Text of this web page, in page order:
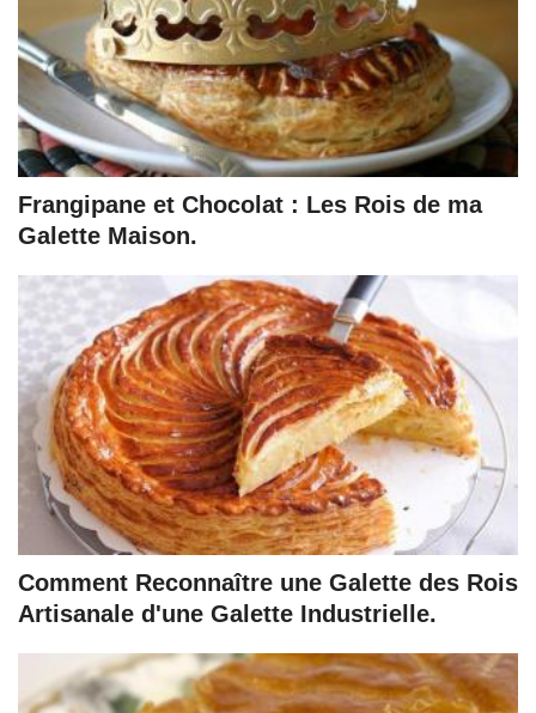
Frangipane et Chocolat : Les Rois de ma
Galette Maison.
Comment Reconnaître une Galette des Rois
Artisanale d'une Galette Industrielle.